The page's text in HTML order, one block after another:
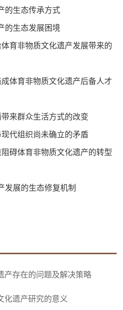
的生态传承方式
的生态发展困境
非物质文化遗产发展带来的
育非物质文化遗产后备人才
来群众生活方式的改变
代组织尚未确立的矛盾
体育非物质文化遗产的转型
发展的生态修复机制
产存在的问题及解决策略
化遗产研究的意义